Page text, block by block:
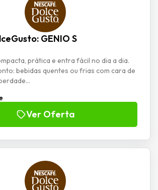
GENIO S
prática e entra fácil no dia a dia.
bebidas quentes ou frias com cara de
Ver Oferta